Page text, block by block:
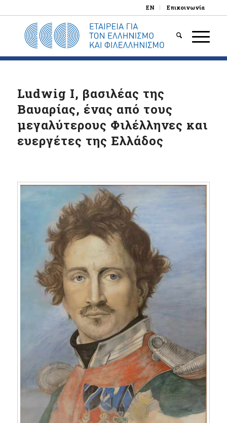
EN Επικοινωνία
Ludwig I, βασιλέας της
Βαυαρίας, ένας από τους
μεγαλύτερους Φιλέλληνες και
ευεργέτες της Ελλάδος